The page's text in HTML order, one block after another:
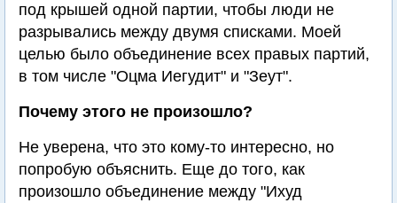
под крышей одной партии, чтобы люди не
разрывались между двумя списками. Моей
целью было объединение всех правых партий,
в том числе "Оцма Иегудит" и "Зеут".
Почему этого не произошло?
Не уверена, что это кому-то интересно, но
попробую объяснить. Еще до того, как
произошло объединение между "Ихуд